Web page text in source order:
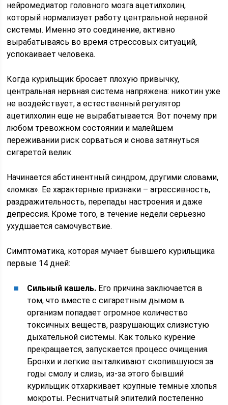
нейромедиатор головного мозга ацетилхолин,
который нормализует работу центральной нервной
системы. Именно это соединение, активно
вырабатываясь во время стрессовых ситуаций,
успокаивает человека.
Когда курильщик бросает плохую привычку,
центральная нервная система напряжена: никотин уже
не воздействует, а естественный регулятор
ацетилхолин еще не вырабатывается. Вот почему при
любом тревожном состоянии и малейшем
переживании риск сорваться и снова затянуться
сигаретой велик.
Начинается абстинентный синдром, другими словами,
«ломка». Ее характерные признаки – агрессивность,
раздражительность, перепады настроения и даже
депрессия. Кроме того, в течение недели серьезно
ухудшается самочувствие.
Симптоматика, которая мучает бывшего курильщика
первые 14 дней:
Сильный кашель. Его причина заключается в
том, что вместе с сигаретным дымом в
организм попадает огромное количество
токсичных веществ, разрушающих слизистую
дыхательной системы. Как только курение
прекращается, запускается процесс очищения.
Бронхи и легкие выталкивают скопившуюся за
годы смолу и слизь, из-за этого бывший
курильщик отхаркивает крупные темные хлопья
мокроты. Реснитчатый эпителий постепенно